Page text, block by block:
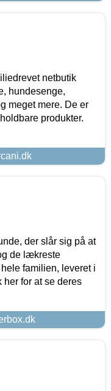
netbutik
hundesenge,
meget mere. De er
produkter.
der slår sig på at
de lækreste
familien, leveret i
her for at se deres